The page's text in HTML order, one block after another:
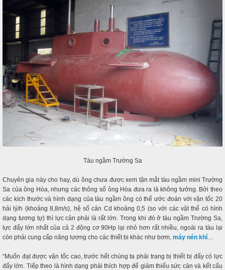
Tàu ngầm Trường Sa
Chuyên gia này cho hay, dù ông chưa được xem tận mắt tàu ngầm mini Trường
Sa của ông Hòa, nhưng các thông số ông Hòa đưa ra là không tưởng. Bởi theo
các kích thước và hình dạng của tàu ngầm ông có thể ước đoán với vận tốc 20
hải lý/h (khoảng 8,8m/s), hệ số cản Cd khoảng 0,5 (so với các vật thế có hình
dạng tương tự) thì lực cản phải là rất lớn. Trong khi đó ở tàu ngầm Trường Sa,
lực đẩy lớn nhất của cả 2 động cơ 90Hp lại nhỏ hơn rất nhiều, ngoài ra tàu lại
còn phải cung cấp năng lượng cho các thiết bị khác như bơm, máy nén khí
“Muốn đạt được vận tốc cao, trước hết chúng ta phải trang bị thiết bị đẩy có lực
đẩy lớn. Tiếp theo là hình dạng phải thích hợp để giảm thiểu sức cản và kết cấu